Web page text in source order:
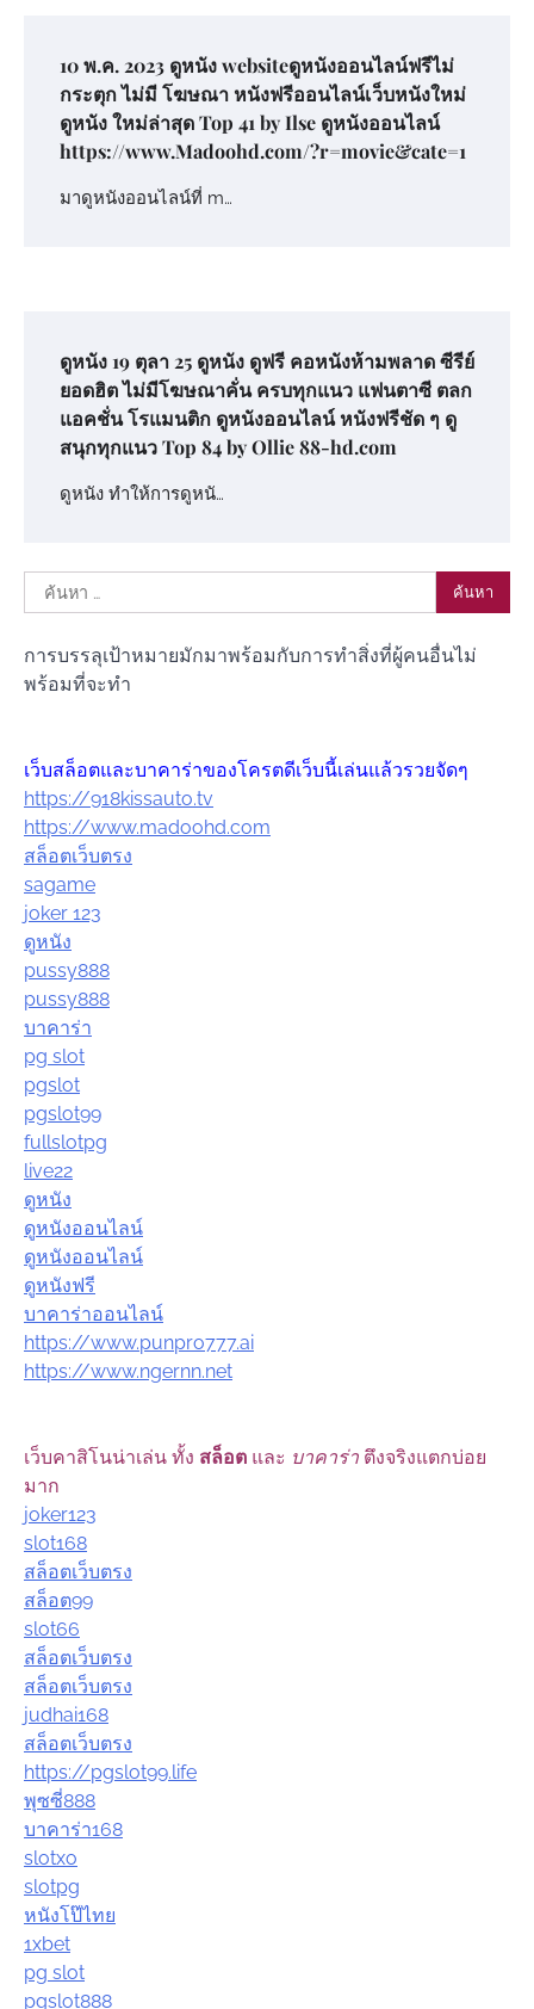
10 พ.ค. 2023 ดูหนัง websiteดูหนังออนไลน์ฟรีไม่
กระตุก ไม่มี โฆษณา หนังฟรีออนไลน์เว็บหนังใหม่
ดูหนัง ใหม่ล่าสุด Top 41 by Ilse ดูหนังออนไลน์
https://www.Madoohd.com/?r=movie&cate=1
มาดูหนังออนไลน์ที่ m…
ดูหนัง 19 ตุลา 25 ดูหนัง ดูฟรี คอหนังห้ามพลาด ซีรีย์
ยอดฮิต ไม่มีโฆษณาคั่น ครบทุกแนว แฟนตาซี ตลก
แอคชั่น โรแมนติก ดูหนังออนไลน์ หนังฟรีชัด ๆ ดู
สนุกทุกแนว Top 84 by Ollie 88-hd.com
ดูหนัง ทำให้การดูหนั…
ค้นหา
สำหรับ:
การบรรลุเป้าหมายมักมาพร้อมกับการทำสิ่งที่ผู้คนอื่นไม่
พร้อมที่จะทำ
เว็บสล็อตและบาคาร่าของโครตดีเว็บนี้เล่นแล้วรวยจัดๆ
https://918kissauto.tv
https://www.madoohd.com
สล็อตเว็บตรง
sagame
joker 123
ดูหนัง
pussy888
pussy888
บาคาร่า
pg slot
pgslot
pgslot99
fullslotpg
live22
ดูหนัง
ดูหนังออนไลน์
ดูหนังออนไลน์
ดูหนังฟรี
บาคาร่าออนไลน์
https://www.punpro777.ai
https://www.ngernn.net
เว็บคาสิโนน่าเล่น ทั้ง สล็อต และ บาคาร่า ตึงจริงแตกบ่อย
มาก
joker123
slot168
สล็อตเว็บตรง
สล็อต99
slot66
สล็อตเว็บตรง
สล็อตเว็บตรง
judhai168
สล็อตเว็บตรง
https://pgslot99.life
พุซซี่888
บาคาร่า168
slotxo
slotpg
หนังโป๊ไทย
1xbet
pg slot
pgslot888